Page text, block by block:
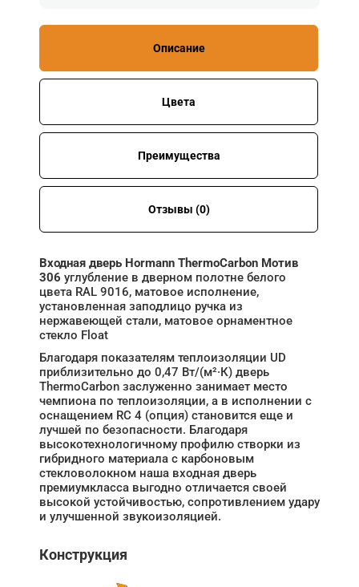
Описание
Цвета
Преимущества
Отзывы (0)
Входная дверь Hormann ThermoCarbon Мотив
306 углубление в дверном полотне белого
цвета RAL 9016, матовое исполнение,
установленная заподлицо ручка из
нержавеющей стали, матовое орнаментное
стекло Float
Благодаря показателям теплоизоляции UD
приблизительно до 0,47 Вт/(м²·К) дверь
ThermoCarbon заслуженно занимает место
чемпиона по теплоизоляции, а в исполнении с
оснащением RC 4 (опция) становится еще и
лучшей по безопасности. Благодаря
высокотехнологичному профилю створки из
гибридного материала с карбоновым
стекловолокном наша входная дверь
премиумкласса выгодно отличается своей
высокой устойчивостью, сопротивлением удару
и улучшенной звукоизоляцией.
Конструкция